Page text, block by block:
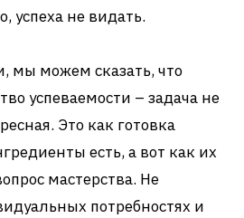
успеха не видать.
мы можем сказать, что
успеваемости – задача не
Это как готовка
есть, а вот как их
мастерства. Не
потребностях и